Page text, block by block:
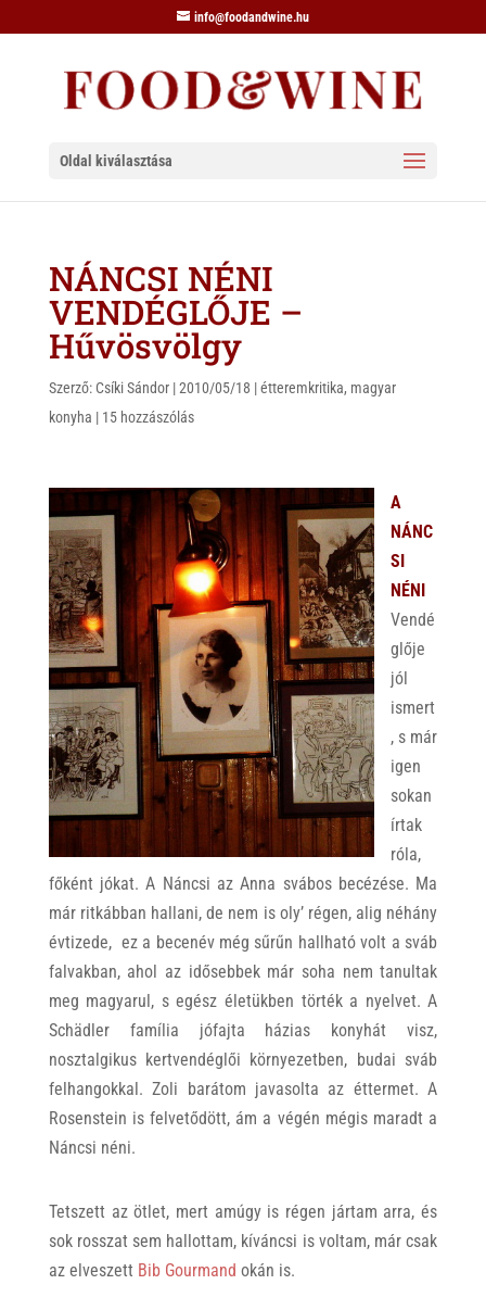
info@foodandwine.hu
Oldal kiválasztása
NÁNCSI NÉNI
VENDÉGLŐJE –
Hűvösvölgy
Szerző: Csíki Sándor|2010/05/18 |étteremkritika, magyar
konyha | 15 hozzászólás
A
NÁNC
SI
NÉNI
Vendé
glője
jól
ismert
, s már
igen
sokan
írtak
róla,
főként jókat. A Náncsi az Anna svábos becézése. Ma
már ritkábban hallani, de nem is oly’ régen, alig néhány
évtizede, ez a becenév még sűrűn hallható volt a sváb
falvakban, ahol az idősebbek már soha nem tanultak
meg magyarul, s egész életükben törték a nyelvet. A
Schädler família jófajta házias konyhát visz,
nosztalgikus kertvendéglői környezetben, budai sváb
felhangokkal. Zoli barátom javasolta az éttermet. A
Rosenstein is felvetődött, ám a végén mégis maradt a
Náncsi néni.
Tetszett az ötlet, mert amúgy is régen jártam arra, és
sok rosszat sem hallottam, kíváncsi is voltam, már csak
az elveszett Bib Gourmand okán is.